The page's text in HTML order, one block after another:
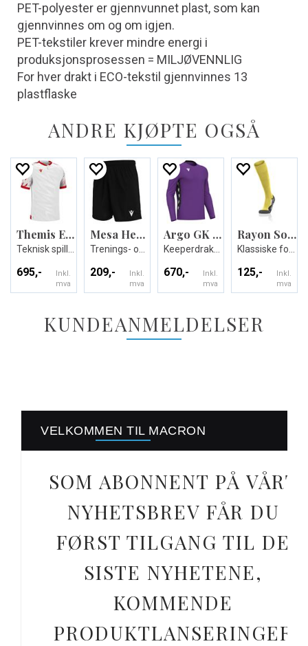
PET-polyester er gjennvunnet plast, som kan
gjennvinnes om og om igjen.
PET-tekstiler krever mindre energi i
produksjonsprosessen = MILJØVENNLIG
For hver drakt i ECO-tekstil gjennvinnes 13
plastflaske
ANDRE KJØPTE OGSÅ
Themis Eco Match Day Shirt
695,-
Inkl.
mva
Mesa Hero Short
209,-
Inkl.
mva
Argo GK shirt
Keeperdrakt - Unisex
670,-
Inkl.
mva
Rayon Socks
125,-
Inkl.
mva
KUNDEANMELDELSER
VELKOMMEN TIL MACRON
SOM ABONNENT PÅ VÅRT
NYHETSBREV FÅR DU
FØRST TILGANG TIL DE
SISTE NYHETENE,
KOMMENDE
PRODUKTLANSERINGER